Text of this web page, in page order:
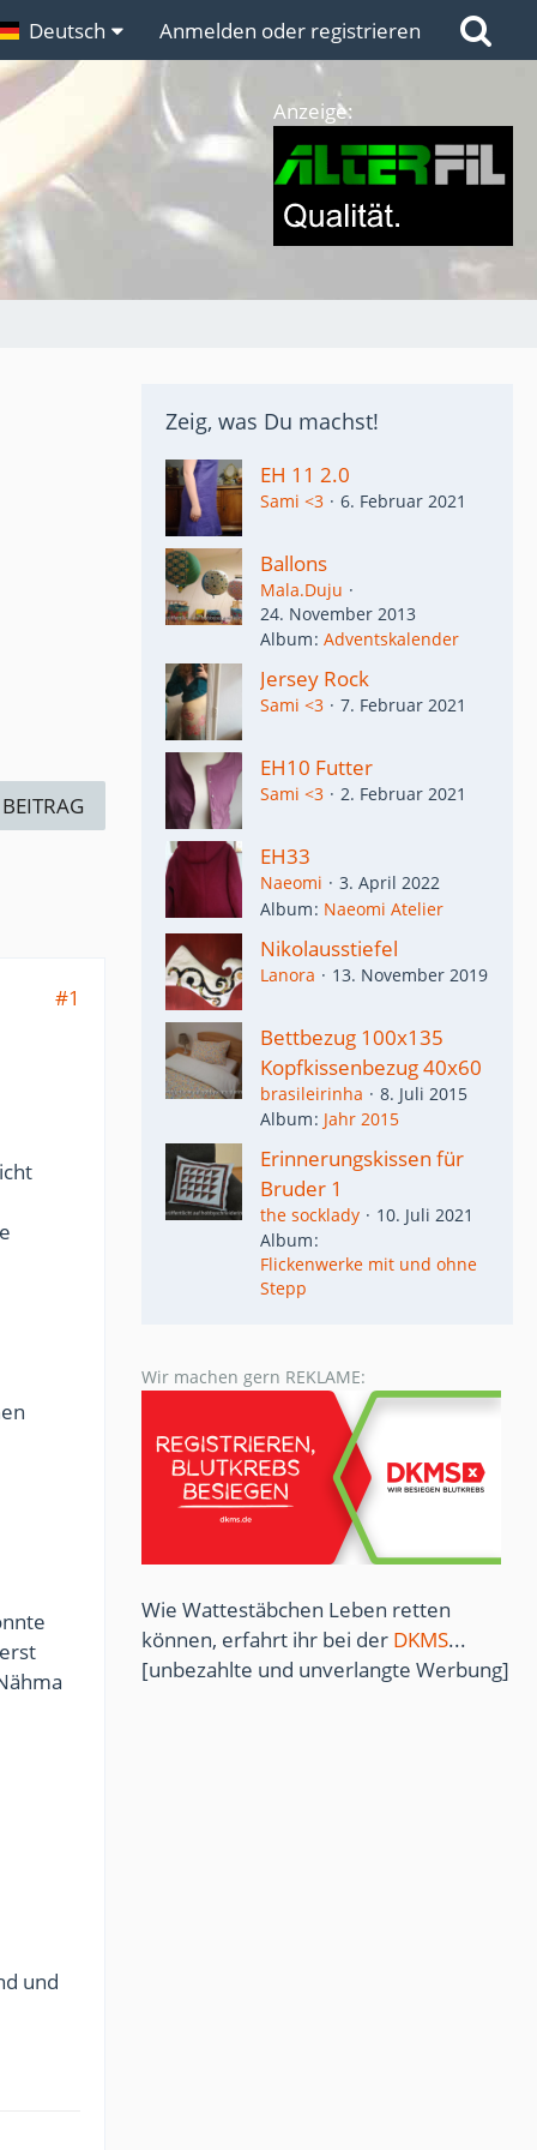
Links
Deutsch Anmelden oder registrieren
Anzeige:
#1
und
Zeig, was Du machst!
EH 11 2.0
Sami <3 6. Februar 2021
Ballons
Mala.Duju
24. November 2013
Album Adventskalender
Jersey Rock
Sami <3 7. Februar 2021
EH10 Futter
Sami <3 2. Februar 2021
EH33
Naeomi
3. April 2022
Album Naeomi Atelier
Nikolausstiefel
Lanora 13. November 2019
Bettbezug 100x135
Kopfkissenbezug 40x60
brasileirinha
8. Juli 2015
Album Jahr 2015
Erinnerungskissen für
Bruder 1
the socklady
10. Juli 2021
Album
Flickenwerke mit und ohne
Stepp
Wir machen gern REKLAME:
Wie Wattestäbchen Leben retten
können, erfahrt ihr bei der DKMS...
[unbezahlte und unverlangte Werbung]